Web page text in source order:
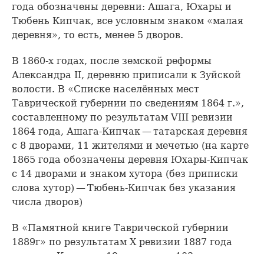
года обозначены деревни: Ашага, Юхары и
Тюбень Кипчак, все условным знаком «малая
деревня», то есть, менее 5 дворов.
В 1860-х годах, после земской реформы
Александра II, деревню приписали к Зуйской
волости. В «Списке населённых мест
Таврической губернии по сведениям 1864 г.»,
составленному по результатам VIII ревизии
1864 года, Ашага-Кипчак — татарская деревня
с 8 дворами, 11 жителями и мечетью (на карте
1865 года обозначены деревня Юхары-Кипчак
с 14 дворами и знаком хутора (без приписки
слова хутор) — Тюбень-Кипчак без указания
числа дворов)
В «Памятной книге Таврической губернии
1889г» по результатам Х ревизии 1887 года